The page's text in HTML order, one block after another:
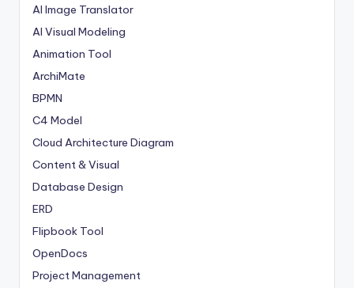
AI Image Translator
AI Visual Modeling
Animation Tool
ArchiMate
BPMN
C4 Model
Cloud Architecture Diagram
Content & Visual
Database Design
ERD
Flipbook Tool
OpenDocs
Project Management